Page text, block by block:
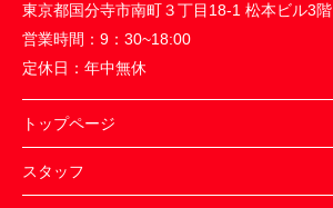
東京都国分寺市南町３丁目18-1 松本ビル3階
営業時間： 9：30~18:00
定休日： 年中無休
トップページ
スタッフ